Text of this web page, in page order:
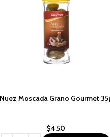
Nuez Moscada Grano Gourmet
$4.50